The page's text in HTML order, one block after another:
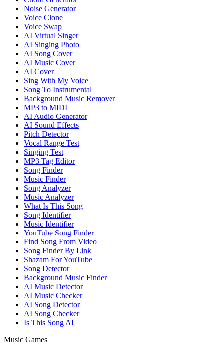
Noise Generator
Voice Clone
Voice Swap
AI Virtual Singer
AI Singing Photo
AI Song Cover
AI Music Cover
AI Cover
Sing With My Voice
Song To Instrumental
Background Music Remover
MP3 to MIDI
AI Audio Generator
AI Sound Effects
Pitch Detector
Vocal Range Test
Singing Test
MP3 Tag Editor
Song Finder
Music Finder
Song Analyzer
Music Analyzer
What Is This Song
Song Identifier
Music Identifier
YouTube Song Finder
Find Song From Video
Song Finder By Link
Shazam For YouTube
Song Detector
Background Music Finder
AI Music Detector
AI Music Checker
AI Song Detector
AI Song Checker
Is This Song AI
Music Games